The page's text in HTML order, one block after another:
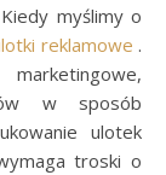
myślimy o
reklamowe .
w sposób
ulotek
troski o